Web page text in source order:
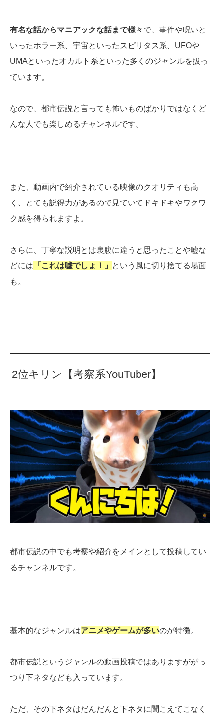
有名な話からマニアックな話まで様々で、事件や呪いと
いったホラー系、宇宙といったスピリタス系、UFOや
UMAといったオカルト系といった多くのジャンルを扱っ
ています。
なので、都市伝説と言っても怖いものばかりではなくど
んな人でも楽しめるチャンネルです。
また、動画内で紹介されている映像のクオリティも高
く、とても説得力があるので見ていてドキドキやワクワ
ク感を得られますよ。
さらに、丁寧な説明とは裏腹に違うと思ったことや嘘な
どには 「これは嘘でしょ！」
という風に切り捨てる場面
も。
2位キリン【考察系YouTuber】
都市伝説の中でも考察や紹介をメインとして投稿してい
るチャンネルです。
基本的なジャンルはアニメやゲームが多いのが特徴。
都市伝説というジャンルの動画投稿ではありますががっ
つり下ネタなども入っています。
ただ、その下ネタはだんだんと下ネタに聞こえてこなく